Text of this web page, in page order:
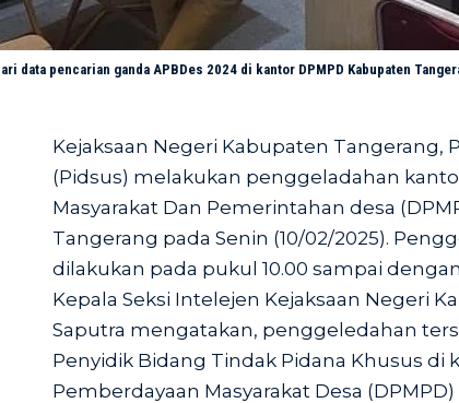
data pencarian ganda APBDes 2024 di kantor DPMPD Kabupaten
Kejaksaan Negeri Kabupaten Tangerang,
(Pidsus) melakukan penggeladahan
Masyarakat Dan Pemerintahan desa
Tangerang pada Senin (10/02/2025).
dilakukan pada pukul 10.00 sampai
Kepala Seksi Intelejen Kejaksaan Negeri
Saputra mengatakan, penggeledahan
Penyidik Bidang Tindak Pidana Khusus di
Pemberdayaan Masyarakat Desa